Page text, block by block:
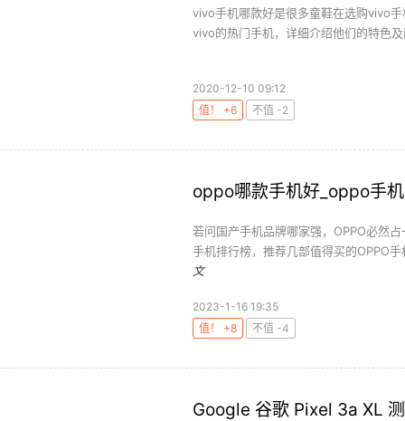
vivo手机哪款好是很多童鞋在选购vivo
vivo的热门手机，详细介绍他们的特色
2020-12-10 09:12
值！ +6
不值 -2
oppo哪款手机好_oppo手
若问国产手机品牌哪家强，OPPO必然
手机排行榜，推荐几部值得买的OPPO
文
2023-1-16 19:35
值！ +8
不值 -4
Google 谷歌 Pixel 3a XL